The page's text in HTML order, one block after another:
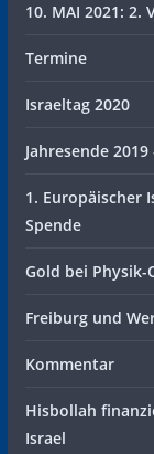
10. MAI 2021: 2.
Termine
Israeltag 2020
Jahresende
1. Europäischer
Spende
Gold bei Physik-
Freiburg und
Kommentar
Hisbollah
Israel